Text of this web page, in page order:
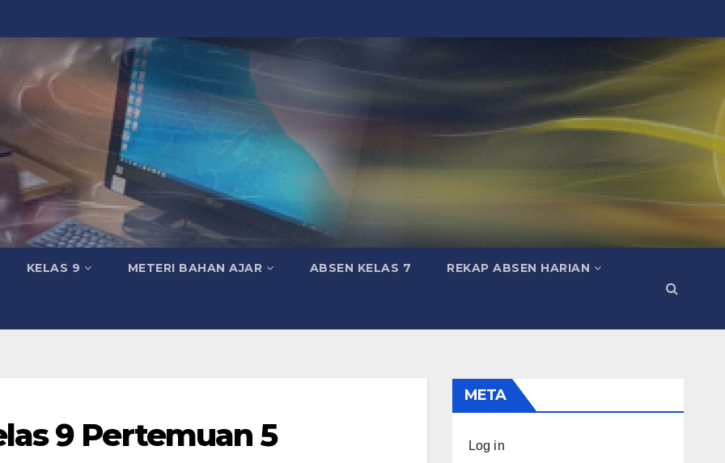
KELAS 9 METERI BAHAN AJAR ABSEN KELAS 7 REKAP ABSEN HARIAN
9 Pertemuan 5
META
Log in